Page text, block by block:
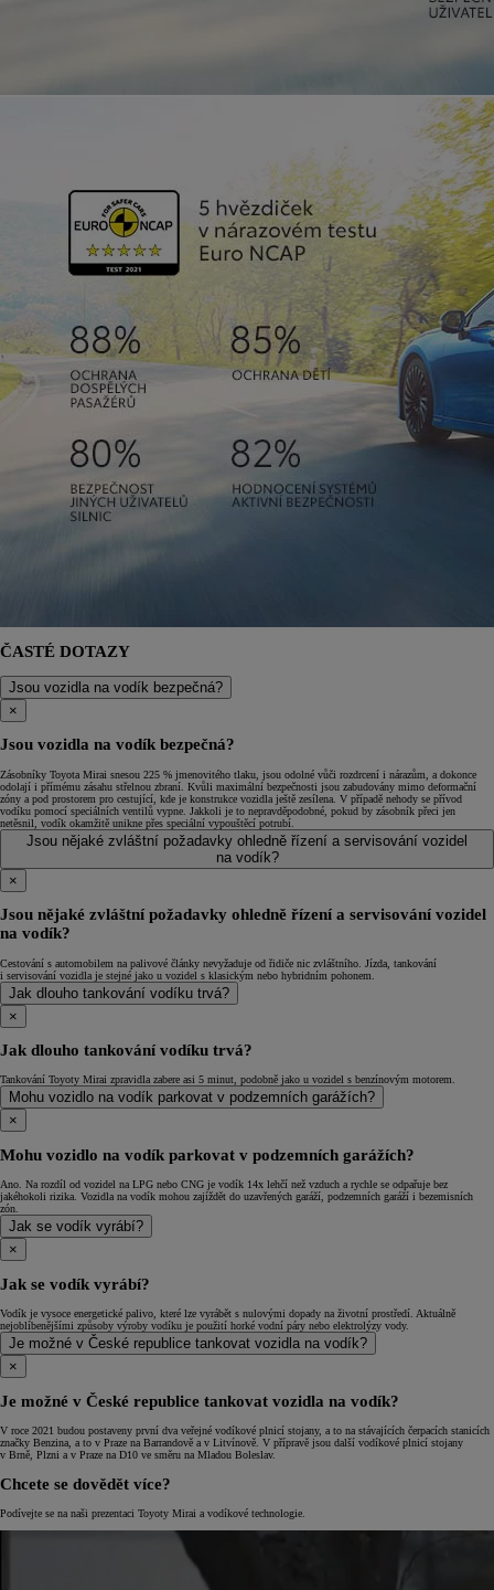
ČASTÉ DOTAZY
Jsou vozidla na vodík bezpečná?
×
Jsou vozidla na vodík bezpečná?
Zásobníky Toyota Mirai snesou 225 % jmenovitého tlaku, jsou odolné vůči rozdrcení i nárazům, a dokonce
odolají i přímému zásahu střelnou zbraní. Kvůli maximální bezpečnosti jsou zabudovány mimo deformační
zóny a pod prostorem pro cestující, kde je konstrukce vozidla ještě zesílena. V případě nehody se přívod
vodíku pomocí speciálních ventilů vypne. Jakkoli je to nepravděpodobné, pokud by zásobník přeci jen
netěsnil, vodík okamžitě unikne přes speciální vypouštěcí potrubí.
Jsou nějaké zvláštní požadavky ohledně řízení a servisování vozidel
na vodík?
×
Jsou nějaké zvláštní požadavky ohledně řízení a servisování vozidel
na vodík?
Cestování s automobilem na palivové články nevyžaduje od řidiče nic zvláštního. Jízda, tankování
i servisování vozidla je stejné jako u vozidel s klasickým nebo hybridním pohonem.
Jak dlouho tankování vodíku trvá?
×
Jak dlouho tankování vodíku trvá?
Tankování Toyoty Mirai zpravidla zabere asi 5 minut, podobně jako u vozidel s benzínovým motorem.
Mohu vozidlo na vodík parkovat v podzemních garážích?
×
Mohu vozidlo na vodík parkovat v podzemních garážích?
Ano. Na rozdíl od vozidel na LPG nebo CNG je vodík 14x lehčí než vzduch a rychle se odpařuje bez
jakéhokoli rizika. Vozidla na vodík mohou zajíždět do uzavřených garáží, podzemních garáží i bezemisních
zón.
Jak se vodík vyrábí?
×
Jak se vodík vyrábí?
Vodík je vysoce energetické palivo, které lze vyrábět s nulovými dopady na životní prostředí. Aktuálně
nejoblíbenějšími způsoby výroby vodíku je použití horké vodní páry nebo elektrolýzy vody.
Je možné v České republice tankovat vozidla na vodík?
×
Je možné v České republice tankovat vozidla na vodík?
V roce 2021 budou postaveny první dva veřejné vodíkové plnicí stojany, a to na stávajících čerpacích stanicích
značky Benzina, a to v Praze na Barrandově a v Litvínově. V přípravě jsou další vodíkové plnicí stojany
v Brně, Plzni a v Praze na D10 ve směru na Mladou Boleslav.
Chcete se dovědět více?
Podívejte se na naši prezentaci Toyoty Mirai a vodíkové technologie.